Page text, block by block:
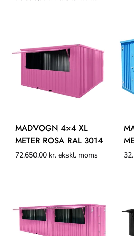
MADVOGN 4×4 XL
METER ROSA RAL 3014
72.650,00 kr. ekskl. moms